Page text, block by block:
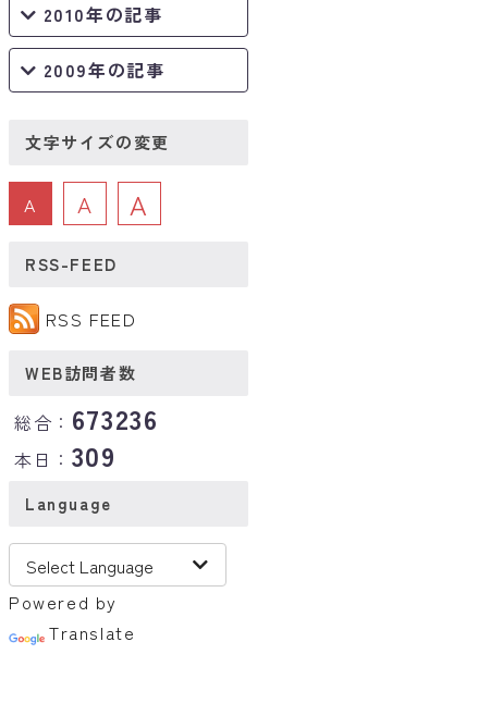
2010年の記事
2009年の記事
文字サイズの変更
A A A
RSS-FEED
RSS FEED
WEB訪問者数
総合： 673236
本日： 309
Language
Powered by
Translate